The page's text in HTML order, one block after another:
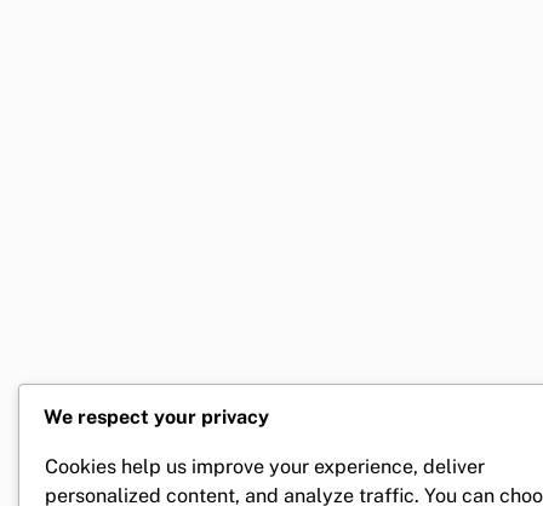
We respect your privacy
Cookies help us improve your experience, deliver
personalized content, and analyze traffic. You can